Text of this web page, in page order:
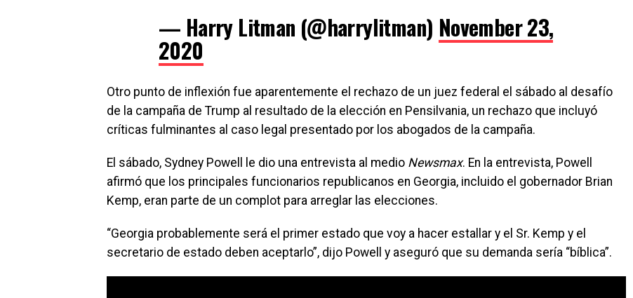
— Harry Litman (@harrylitman) November 23,
2020
Otro punto de inflexión fue aparentemente el rechazo de un juez federal el sábado al desafío
de la campaña de Trump al resultado de la elección en Pensilvania, un rechazo que incluyó
críticas fulminantes al caso legal presentado por los abogados de la campaña.
El sábado, Sydney Powell le dio una entrevista al medio Newsmax. En la entrevista, Powell
afirmó que los principales funcionarios republicanos en Georgia, incluido el gobernador Brian
Kemp, eran parte de un complot para arreglar las elecciones.
“Georgia probablemente será el primer estado que voy a hacer estallar y el Sr. Kemp y el
secretario de estado deben aceptarlo”, dijo Powell y aseguró que su demanda sería “bíblica”.